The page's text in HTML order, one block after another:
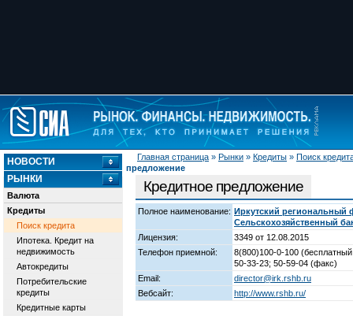
Главная страница » Рынки » Кредиты » Поиск
предложение
НОВОСТИ
РЫНКИ
Валюта
Кредиты
Поиск кредита
Ипотека. Кредит на
недвижимость
Автокредиты
Потребительские
кредиты
Кредитные карты
Кредитное предложение
Полное наименование: Иркутский
Сельскохозяйственный
Лицензия:
3349 от 12.08.2015
Телефон приемной:
8(800)100-0-100
50-33-23; 50-59-04 (факс)
Email:
director@irk.rshb.ru
Вебсайт:
http://www.rshb.ru/